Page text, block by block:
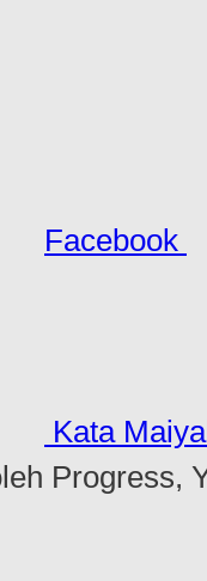
Facebook
Kata
Progress,